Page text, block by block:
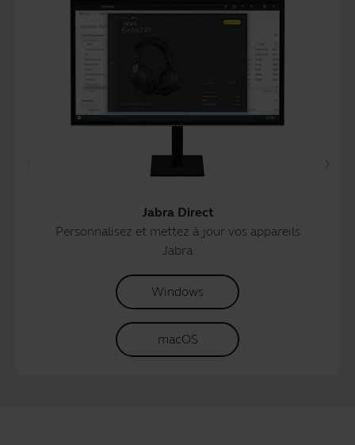
Jabra Direct
Personnalisez et mettez à jour vos appareils
Jabra
Windows
macOS